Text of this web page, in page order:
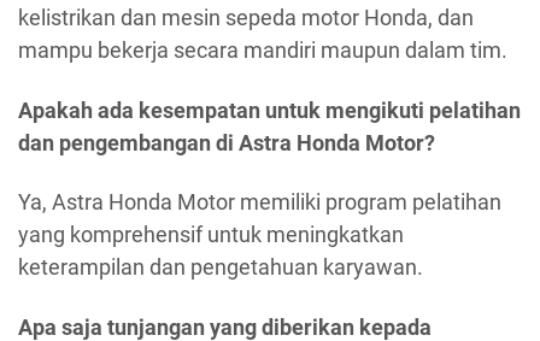
kelistrikan dan mesin sepeda motor Honda, dan
mampu bekerja secara mandiri maupun dalam tim.
Apakah ada kesempatan untuk mengikuti pelatihan
dan pengembangan di Astra Honda Motor?
Ya, Astra Honda Motor memiliki program pelatihan
yang komprehensif untuk meningkatkan
keterampilan dan pengetahuan karyawan.
Apa saja tunjangan yang diberikan kepada